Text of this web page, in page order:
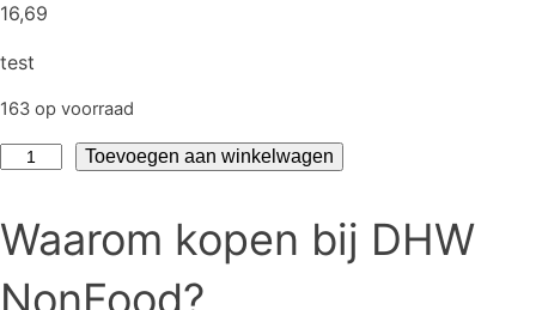
16,69
test
163 op voorraad
test
Toevoegen aan winkelwagen
Waarom kopen bij DHW
NonFood?